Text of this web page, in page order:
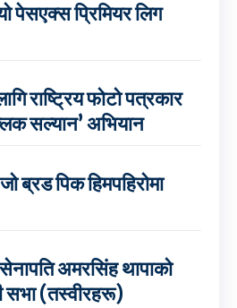
पेसएक्स प्रिमियर लिग
राष्ट्रिय फोटो पत्रकार
सल्यान’ अभियान
ब्रड पिक हिमपहिरोमा
अमरसिंह थापाको
सभा (तस्वीरहरू)